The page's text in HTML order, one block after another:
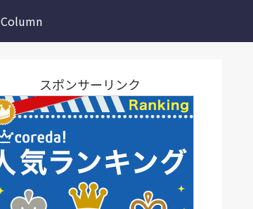
Column
スポンサーリンク